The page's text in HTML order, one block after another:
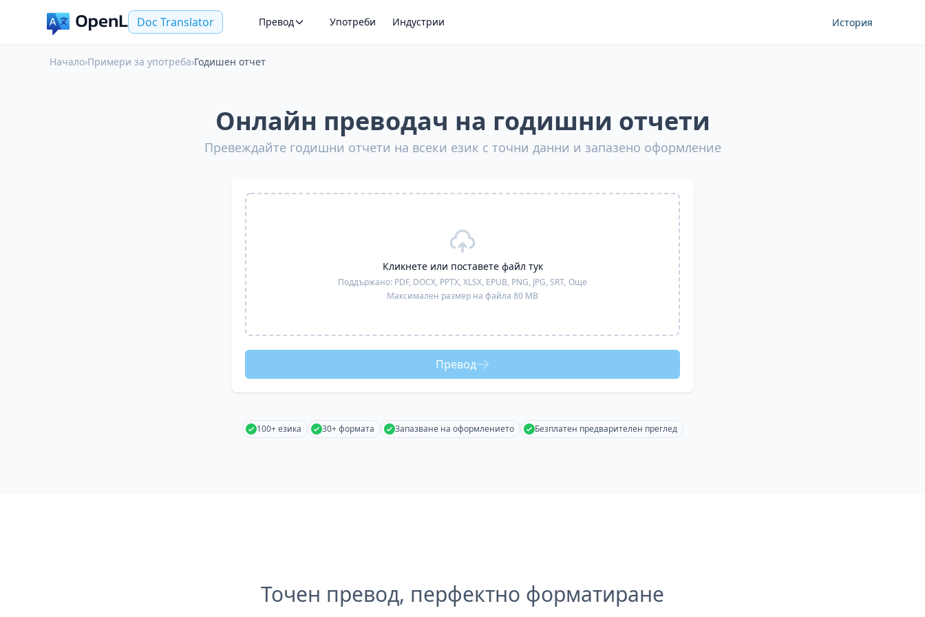
Doc Translator Превод Употреби Индустрии История
Начало›Примери за употреба›Годишен отчет
Онлайн преводач на годишни отчети
Превеждайте годишни отчети на всеки език с точни данни и запазено оформление
Кликнете или поставете файл тук
Поддържано: PDF, DOCX, PPTX, XLSX, EPUB, PNG, JPG, SRT, Още
Максимален размер на файла 80 MB
Превод
100+ езика 30+ формата Запазване на оформлението Безплатен предварителен преглед
Точен превод, перфектно форматиране